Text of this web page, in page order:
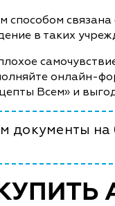
связана
в таких
онлайн-
Всем» и
на